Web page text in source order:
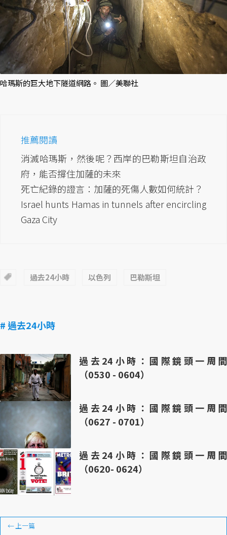
哈瑪斯的巨大地下隧道網路。 圖／美聯社
推薦閱讀
消滅哈瑪斯，然後呢？西岸的巴勒斯坦自治政
府，能否撐住加薩的未來
死亡紀錄的證言：加薩的死傷人數如何統計？
Israel hunts Hamas in tunnels after encircling
Gaza City
過去24小時 以色列 巴勒斯坦
# 過去24小時
過去24小時：國際鏡頭一周間
（0530 - 0604）
過去24小時：國際鏡頭一周間
（0627 - 0701）
過去24小時：國際鏡頭一周間
（0620- 0624）
←上一篇